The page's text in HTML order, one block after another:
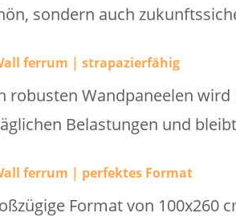
sondern auch
ferrum | strapazierfähig
robusten Wandpaneelen
Belastungen und
ferrum | perfektes Format
Format von 100x260